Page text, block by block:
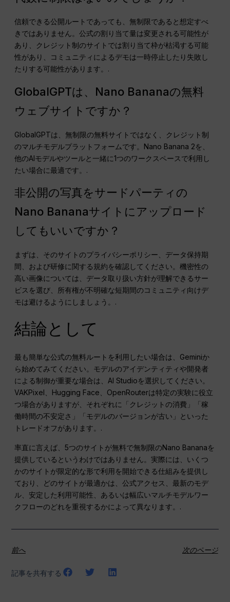
信頼できる公開ルートであっても、無制限であると想定すべ
きではありません。公式の割り当て量は変更される可能性が
あり、クレジット制のサイトでは割り当て枠が枯渇する可能
性があり、コミュニティによるデモは一時停止したり失敗し
たりする可能性があります。.
GlobalGPTは、Nano Bananaの無料
ウェブサイトですか？
GlobalGPTは、無制限の無料サイトではなく、クレジット制
のマルチモデルプラットフォームです。Nano Banana 2を、
他のAIモデルやツールと一緒に1つのワークスペースで利用し
たい場合に最適です。.
非公開の写真をサードパーティの
Nano Bananaサイトにアップロード
してもいいですか？
まずは、そのサイトのプライバシーポリシー、データ保持期
間、および研修に関する規約を確認してください。機密性の
高い画像については、データ取り扱い方針が理解できるサー
ビスを選び、所有権が不明確な短期間のコミュニティ向けデ
モは避けるようにしましょう。.
結論として
最も簡単な公式の無料ルートを利用したい場合は、Geminiか
ら始めてみてください。モデルのアイデンティティや開発者
による制御が重要な場合は、AI Studioを選択してください。
VAKPixel、Hugging Face、OpenRouterは特定の実験に役立
つ場合がありますが、それぞれに「クレジットの消費」「稼
働時間の不安定さ」「モデルのバージョンが古い」といった
トレードオフがあります。.
率直に言えば、5つのサイトが無料で無制限のNano Bananaを
提供しているというわけではありません。実際には、いくつ
かのサイトが限定的な形で利用を開始できる仕組みを提供し
ており、どのサイトが最適かは、公式アクセス、最新のモデ
ル、安定した利用可能性、あるいは幅広いマルチモデルワー
クフローのどれを重視するかによって異なります。.
前へ 次のページ
記事を共有する